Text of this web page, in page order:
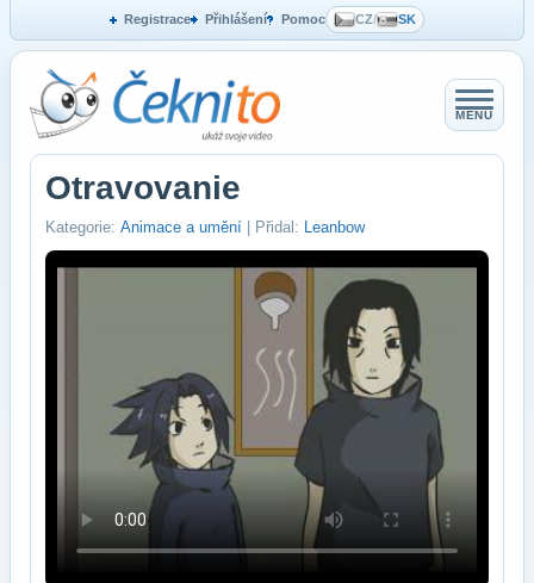
Registrace Přihlášení Pomoc CZ/ SK
MENU
Otravovanie
Kategorie: Animace a umění | Přidal: Leanbow